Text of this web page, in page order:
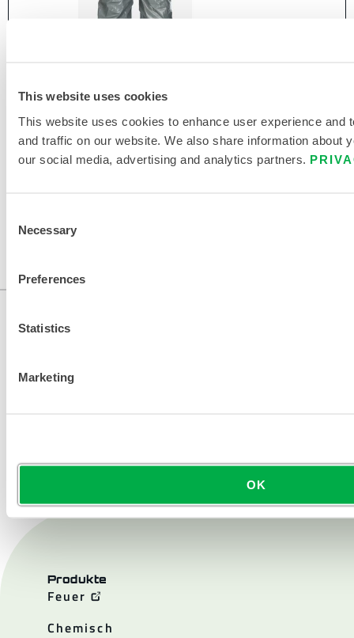
This website uses cookies
This website uses cookies to enhance user experience and
and traffic on our website. We also share information about
our social media, advertising and analytics partners.
Selection
Necessary
Preferences
Statistics
Marketing
OK
CHEMMAX® 3 GEKAPSELTER ANZUG -
EXPANDED BACK/REAR ENTRY
Dieses Produkt wird normalerweise nicht in Ihrer Region
ändern.
Produkte
Feuer
Chemisch